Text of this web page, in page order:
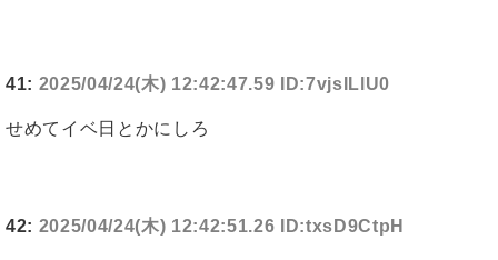
41: 2025/04/24(木) 12:42:47.59 ID:7vjsILlU0
せめてイベ日とかにしろ
42: 2025/04/24(木) 12:42:51.26 ID:txsD9CtpH